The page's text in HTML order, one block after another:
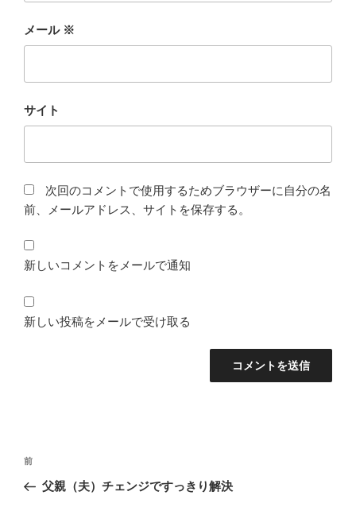
メール ※
サイト
次回のコメントで使用するためブラウザーに自分の名
前、メールアドレス、サイトを保存する。
新しいコメントをメールで通知
新しい投稿をメールで受け取る
投
ナ
前
の
前
父親（夫）チェンジですっきり解決